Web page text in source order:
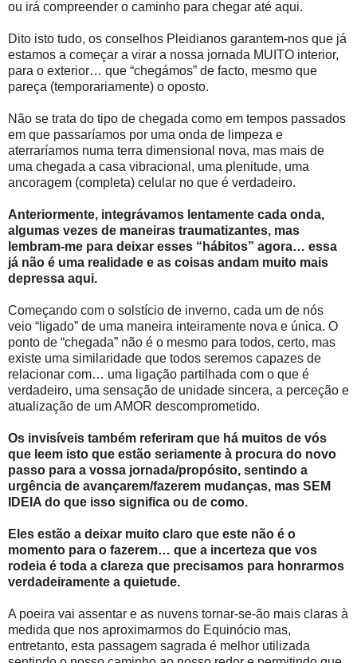
ou irá compreender o caminho para chegar até aqui.
Dito isto tudo, os conselhos Pleidianos garantem-nos que já
estamos a começar a virar a nossa jornada MUITO interior,
para o exterior… que “chegámos” de facto, mesmo que
pareça (temporariamente) o oposto.
Não se trata do tipo de chegada como em tempos passados
em que passaríamos por uma onda de limpeza e
aterraríamos numa terra dimensional nova, mas mais de
uma chegada a casa vibracional, uma plenitude, uma
ancoragem (completa) celular no que é verdadeiro.
Anteriormente, integrávamos lentamente cada onda,
algumas vezes de maneiras traumatizantes, mas
lembram-me para deixar esses “hábitos” agora… essa
já não é uma realidade e as coisas andam muito mais
depressa aqui.
Começando com o solstício de inverno, cada um de nós
veio “ligado” de uma maneira inteiramente nova e única. O
ponto de “chegada” não é o mesmo para todos, certo, mas
existe uma similaridade que todos seremos capazes de
relacionar com… uma ligação partilhada com o que é
verdadeiro, uma sensação de unidade sincera, a perceção e
atualização de um AMOR descomprometido.
Os invisíveis também referiram que há muitos de vós
que leem isto que estão seriamente à procura do novo
passo para a vossa jornada/propósito, sentindo a
urgência de avançarem/fazerem mudanças, mas SEM
IDEIA do que isso significa ou de como.
Eles estão a deixar muito claro que este não é o
momento para o fazerem… que a incerteza que vos
rodeia é toda a clareza que precisamos para honrarmos
verdadeiramente a quietude.
A poeira vai assentar e as nuvens tornar-se-ão mais claras à
medida que nos aproximarmos do Equinócio mas,
entretanto, esta passagem sagrada é melhor utilizada